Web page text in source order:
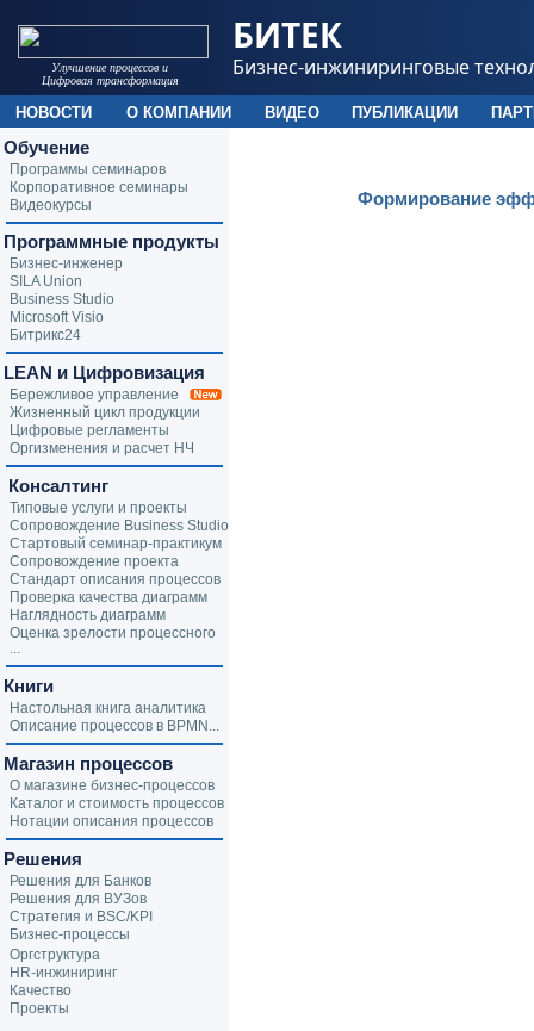
Формирование
Обучение
Программы семинаров
Корпоративное семинары
Видеокурсы
Программные продукты
Бизнес-инженер
SILA Union
Business Studio
Microsoft Visio
Битрикс24
LEAN и Цифровизация
Бережливое управление
Жизненный цикл продукции
Цифровые регламенты
Оргизменения и расчет НЧ
Консалтинг
Типовые услуги и проекты
Сопровождение Business Studio
Стартовый семинар-практикум
Сопровождение проекта
Стандарт описания процессов
Проверка качества диаграмм
Наглядность диаграмм
Оценка зрелости процессного
...
Книги
Настольная книга аналитика
Описание процессов в BPMN...
Магазин процессов
О магазине бизнес-процессов
Каталог и стоимость процессов
Нотации описания процессов
Решения
Решения для Банков
Решения для ВУЗов
Стратегия и BSC/KPI
Бизнес-процессы
Оргструктура
HR-инжиниринг
Качество
Проекты
Улучшение процессов и
Цифровая трансформация
БИТЕК
Бизнес-инжиниринговые
НОВОСТИ О КОМПАНИИ ВИДЕО ПУБЛИКАЦИИ